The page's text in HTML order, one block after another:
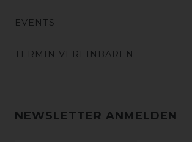
EVENTS
TERMIN VEREINBAREN
NEWSLETTER ANMELDEN